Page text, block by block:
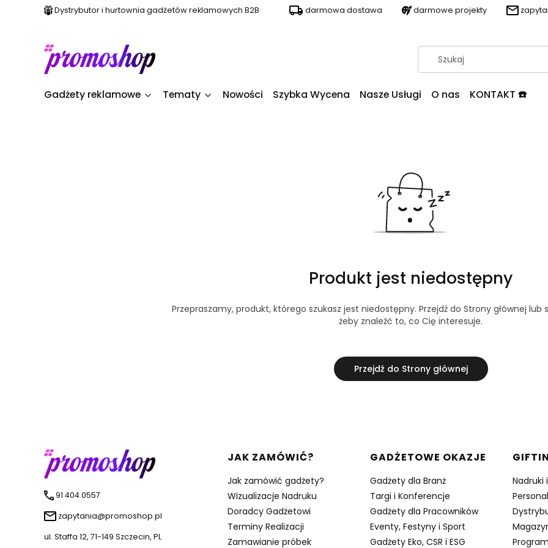
Dystrybutor i hurtownia gadżetów reklamowych B2B darmowa dostawa darmowe projekty
Gadżety reklamowe Tematy Nowości Szybka Wycena Nasze Usługi O nas KONTAKT ☎️
Produkt jest niedostępny
Przepraszamy, produkt, którego szukasz jest niedostępny. Przejdź do Strony głównej lub
żeby znaleźć to, co Cię interesuje.
Przejdź do Strony głównej
91 404 0557
zapytania@promoshop.pl
ul. Staffa 12, 71-149 Szczecin, PL
Linki w stopce
JAK ZAMÓWIĆ?
Jak zamówić gadżety?
Wizualizacje Nadruku
Doradcy Gadżetowi
Terminy Realizacji
Zamawianie próbek
GADŻETOWE OKAZJE
Gadżety dla Branż
Targi i Konferencje
Gadżety dla Pracowników
Eventy, Festyny i Sport
Gadżety Eko, CSR i ESG
Nadruki